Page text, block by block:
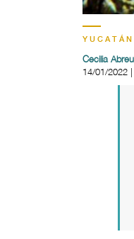
Cecilia Abreu
14/01/2022